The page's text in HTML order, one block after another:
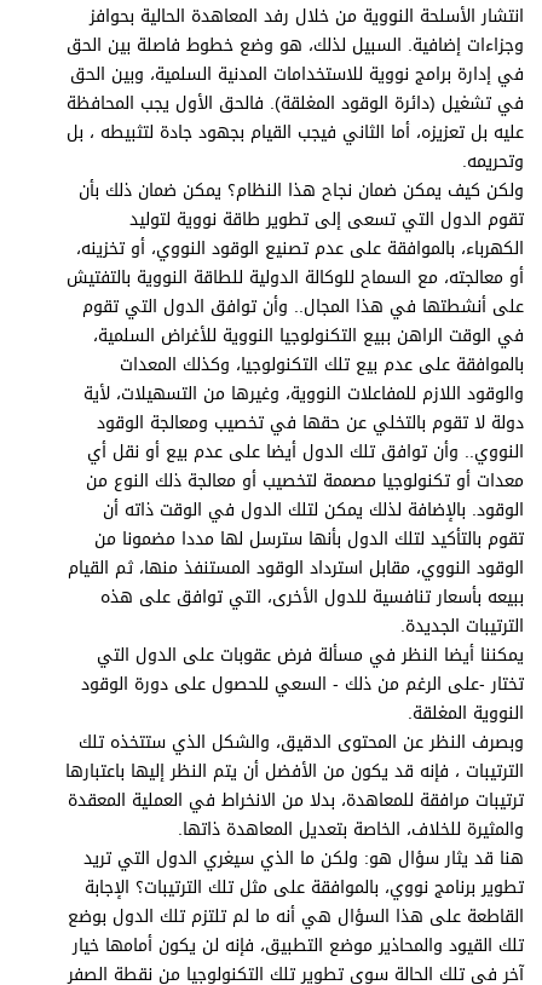
انتشار الأسلحة النووية من خلال رفد المعاهدة الحالية بحوافز
وجزاءات إضافية. السبيل لذلك، هو وضع خطوط فاصلة بين الحق
في إدارة برامج نووية للاستخدامات المدنية السلمية، وبين الحق
في تشغيل (دائرة الوقود المغلقة). فالحق الأول يجب المحافظة
عليه بل تعزيزه، أما الثاني فيجب القيام بجهود جادة لتثبيطه ، بل
وتحريمه.
ولكن كيف يمكن ضمان نجاح هذا النظام؟ يمكن ضمان ذلك بأن
تقوم الدول التي تسعى إلى تطوير طاقة نووية لتوليد
الكهرباء، بالموافقة على عدم تصنيع الوقود النووي، أو تخزينه،
أو معالجته، مع السماح للوكالة الدولية للطاقة النووية بالتفتيش
على أنشطتها في هذا المجال.. وأن توافق الدول التي تقوم
في الوقت الراهن ببيع التكنولوجيا النووية للأغراض السلمية،
بالموافقة على عدم بيع تلك التكنولوجيا، وكذلك المعدات
والوقود اللازم للمفاعلات النووية، وغيرها من التسهيلات، لأية
دولة لا تقوم بالتخلي عن حقها في تخصيب ومعالجة الوقود
النووي.. وأن توافق تلك الدول أيضا على عدم بيع أو نقل أي
معدات أو تكنولوجيا مصممة لتخصيب أو معالجة ذلك النوع من
الوقود. بالإضافة لذلك يمكن لتلك الدول في الوقت ذاته أن
تقوم بالتأكيد لتلك الدول بأنها سترسل لها مددا مضمونا من
الوقود النووي، مقابل استرداد الوقود المستنفذ منها، ثم القيام
ببيعه بأسعار تنافسية للدول الأخرى، التي توافق على هذه
الترتيبات الجديدة.
يمكننا أيضا النظر في مسألة فرض عقوبات على الدول التي
تختار -على الرغم من ذلك - السعي للحصول على دورة الوقود
النووية المغلقة.
وبصرف النظر عن المحتوى الدقيق، والشكل الذي ستتخذه تلك
الترتيبات ، فإنه قد يكون من الأفضل أن يتم النظر إليها باعتبارها
ترتيبات مرافقة للمعاهدة، بدلا من الانخراط في العملية المعقدة
والمثيرة للخلاف، الخاصة بتعديل المعاهدة ذاتها.
هنا قد يثار سؤال هو: ولكن ما الذي سيغري الدول التي تريد
تطوير برنامج نووي، بالموافقة على مثل تلك الترتيبات؟ الإجابة
القاطعة على هذا السؤال هي أنه ما لم تلتزم تلك الدول بوضع
تلك القيود والمحاذير موضع التطبيق، فإنه لن يكون أمامها خيار
آخر في تلك الحالة سوى تطوير تلك التكنولوجيا من نقطة الصفر